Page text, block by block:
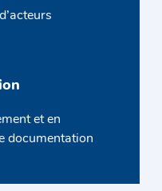
et en
documentation